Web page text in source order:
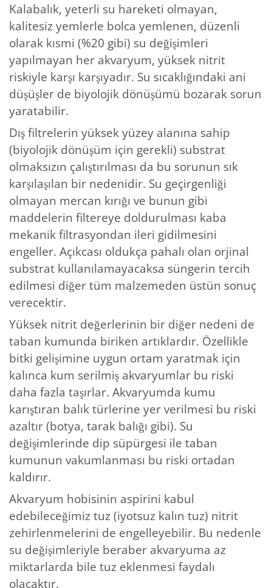
Kalabalık, yeterli su hareketi olmayan,
kalitesiz yemlerle bolca yemlenen, düzenli
olarak kısmi (%20 gibi) su değişimleri
yapılmayan her akvaryum, yüksek nitrit
riskiyle karşı karşıyadır. Su sıcaklığındaki ani
düşüşler de biyolojik dönüşümü bozarak sorun
yaratabilir.
Dış filtrelerin yüksek yüzey alanına sahip
(biyolojik dönüşüm için gerekli) substrat
olmaksızın çalıştırılması da bu sorunun sık
karşılaşılan bir nedenidir. Su geçirgenliği
olmayan mercan kırığı ve bunun gibi
maddelerin filtereye doldurulması kaba
mekanik filtrasyondan ileri gidilmesini
engeller. Açıkcası oldukça pahalı olan orjinal
substrat kullanılamayacaksa süngerin tercih
edilmesi diğer tüm malzemeden üstün sonuç
verecektir.
Yüksek nitrit değerlerinin bir diğer nedeni de
taban kumunda biriken artıklardır. Özellikle
bitki gelişimine uygun ortam yaratmak için
kalınca kum serilmiş akvaryumlar bu riski
daha fazla taşırlar. Akvaryumda kumu
karıştıran balık türlerine yer verilmesi bu riski
azaltır (botya, tarak balığı gibi). Su
değişimlerinde dip süpürgesi ile taban
kumunun vakumlanması bu riski ortadan
kaldırır.
Akvaryum hobisinin aspirini kabul
edebileceğimiz tuz (iyotsuz kalın tuz) nitrit
zehirlenmelerini de engelleyebilir. Bu nedenle
su değişimleriyle beraber akvaryuma az
miktarlarda bile tuz eklenmesi faydalı
olacaktır.